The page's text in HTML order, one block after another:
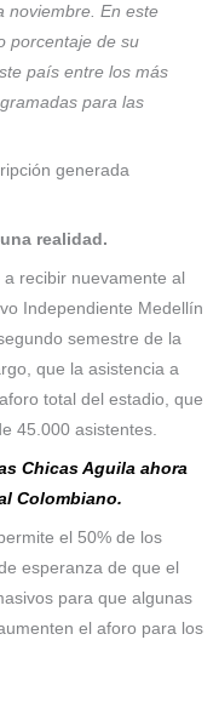
noviembre. En este
porcentaje de su
país entre los más
para las
realidad.
recibir nuevamente al
Independiente Medellín
semestre de la
que la asistencia a
total del estadio, que
45.000 asistentes.
Chicas Aguila ahora
Colombiano.
el 50% de los
esperanza de que el
para que algunas
el aforo para los